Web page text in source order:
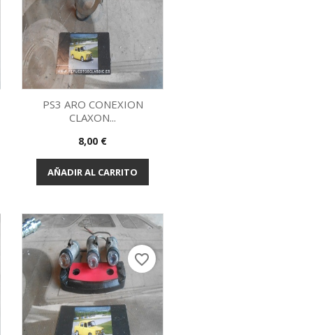
Vista rápida
PS3 ARO CONEXION
CLAXON...
Precio
8,00 €
AÑADIR AL CARRITO
favorite_border